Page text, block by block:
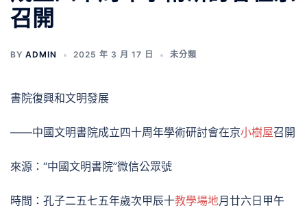
召開
BY ADMIN 2025 年 3 月 17 日 未分類
書院復興和文明發展
——中國文明書院成立四十周年學術研討會在京小樹屋召開
來源：“中國文明書院”微信公眾號
時間：孔子二五七五年歲次甲辰十教學場地月廿六日甲午